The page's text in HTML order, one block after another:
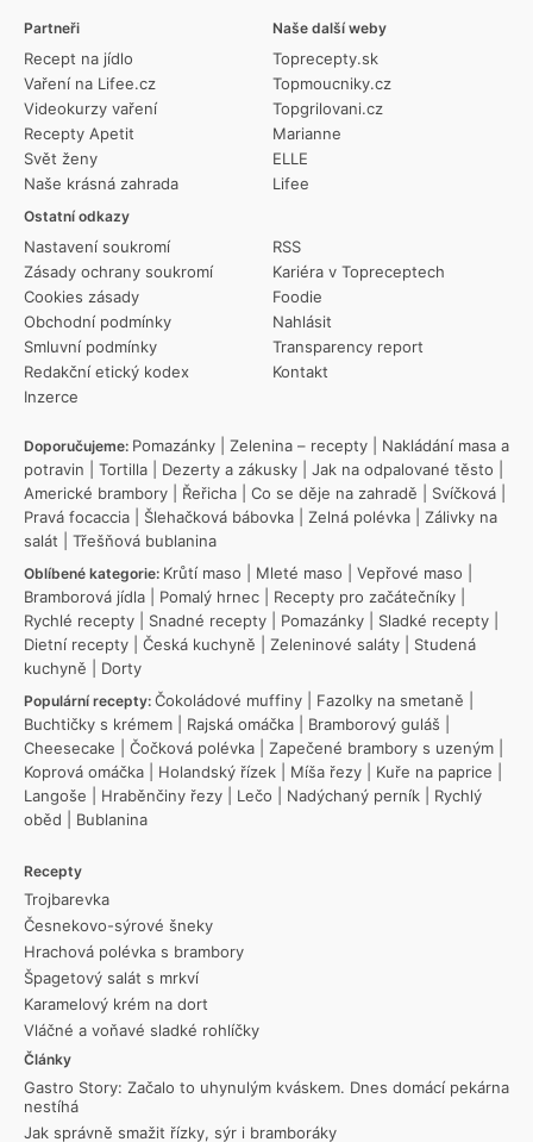
Partneři
Recept na jídlo
Vaření na Lifee.cz
Videokurzy vaření
Recepty Apetit
Svět ženy
Naše krásná zahrada
Ostatní odkazy
Nastavení soukromí
Zásady ochrany soukromí
Cookies zásady
Obchodní podmínky
Smluvní podmínky
Redakční etický kodex
Inzerce
RSS
Kariéra v Topreceptech
Foodie
Nahlásit
Transparency report
Kontakt
Naše další weby
Toprecepty.sk
Topmoucniky.cz
Topgrilovani.cz
Marianne
ELLE
Lifee
Doporučujeme: Pomazánky Zelenina – recepty
Nakládání masa a
potravin
Tortilla Dezerty a zákusky Jak na odpalované těsto
Americké brambory
Řeřicha Co se děje na zahradě Svíčková
Pravá focaccia
Šlehačková bábovka Zelná polévka
Zálivky na
salát
Třešňová bublanina
Oblíbené kategorie: Krůtí maso Mleté maso Vepřové maso
Bramborová jídla
Pomalý hrnec Recepty pro začátečníky
Rychlé recepty
Snadné recepty Pomazánky Sladké recepty
Dietní recepty
Česká kuchyně Zeleninové saláty
Studená
kuchyně
Dorty
Populární recepty: Čokoládové muffiny Fazolky na smetaně
Buchtičky s krémem
Rajská omáčka Bramborový guláš
Cheesecake
Čočková polévka Zapečené brambory s uzeným
Koprová omáčka
Holandský řízek Míša řezy Kuře na paprice
Langoše
Hraběnčiny řezy Lečo Nadýchaný perník
Rychlý
oběd
Bublanina
Recepty
Trojbarevka
Česnekovo-sýrové šneky
Hrachová polévka s brambory
Špagetový salát s mrkví
Karamelový krém na dort
Vláčné a voňavé sladké rohlíčky
Články
Gastro Story: Začalo to uhynulým kváskem. Dnes domácí pekárna
nestíhá
Jak správně smažit řízky, sýr i bramboráky